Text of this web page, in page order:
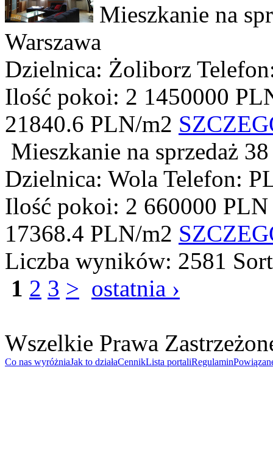
Mieszkanie na
Warszawa
Dzielnica: Żoliborz
Ilość pokoi: 2 1450000
21840.6 PLN/m2
Mieszkanie na sprzedaż
Dzielnica: Wola Telefon:
Ilość pokoi: 2 660000 PLN
17368.4 PLN/m2
Liczba wyników: 2581
1 2 3 > ostatnia ›
Wszelkie Prawa
Co nas wyróżniaJak to działaCennikLista portaliRegulamin